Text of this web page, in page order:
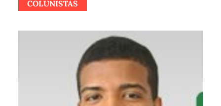
COLUNISTAS